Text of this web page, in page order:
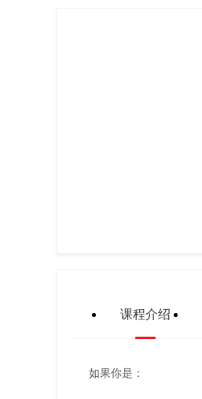
课程介绍
如果你是：